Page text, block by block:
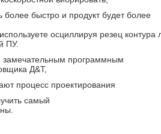
более быстро и продукт будет более
осциллируя резец контура
ПУ.
программным
Д&Т,
процесс проектирования
самый